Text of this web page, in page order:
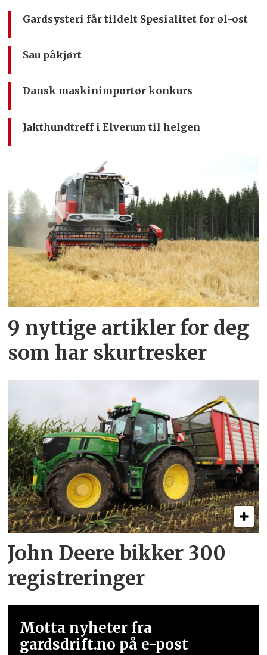
Gardsysteri får tildelt Spesialitet for øl-ost
Sau påkjørt
Dansk maskinimportør konkurs
Jakthundtreff i Elverum til helgen
9 nyttige artikler for deg
som har skurtresker
John Deere bikker 300
registreringer
Motta nyheter fra
gardsdrift.no på e-post